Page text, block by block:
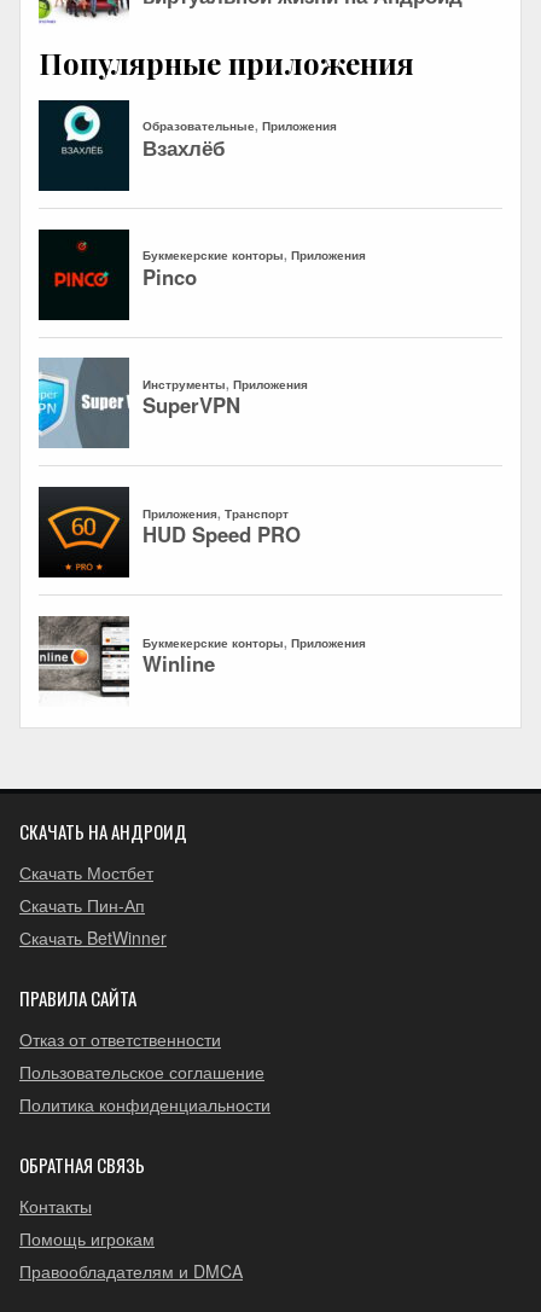
Популярные приложения
СКАЧАТЬ НА АНДРОИД
Скачать Мостбет
Скачать Пин-Ап
Скачать BetWinner
ПРАВИЛА САЙТА
Отказ от ответственности
Пользовательское соглашение
Политика конфиденциальности
ОБРАТНАЯ СВЯЗЬ
Контакты
Помощь игрокам
Правообладателям и DMCA